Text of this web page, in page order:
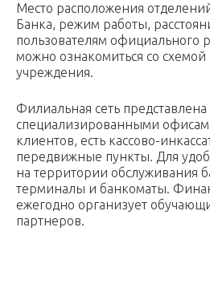
Место расположения
Банка, режим работы,
пользователям официального
можно ознакомиться со
учреждения.
Филиальная сеть представлена
специализированными
клиентов, есть кассово-
передвижные пункты. Для
на территории обслуживания
терминалы и банкоматы.
ежегодно организует
партнеров.